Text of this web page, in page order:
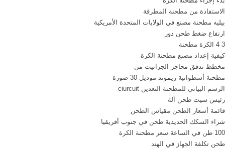
الاستفادة من مطحنة المطرقة
بيليه مطحنة مصنع في الولايات المتحدة الأمريكية
ارتفاع ضغط طحن دور
3 4 الكرة مطحنة
كيفية إعداد مصنع مطحنة الكرة
مخطط تدفق محاجر الجرانيت من
مطحنة أسطوانية ريموند موديل 30 صورة
الرسم البياني للمطحنة التعدين ciurcuit
رئيس سيت طحن آلة
قائمة أسعار الطحن مقياس الطحن
شراء السكك الحديدية طحن في جنوب أفريقيا
100 طن في الساعة سعر مطحنة الكرة
طحن تكلفة الجهاز في الهند